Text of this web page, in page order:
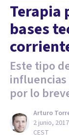
Terapia
bases
Este tipo
influencias
por lo
Arturo
2 junio,
CEST